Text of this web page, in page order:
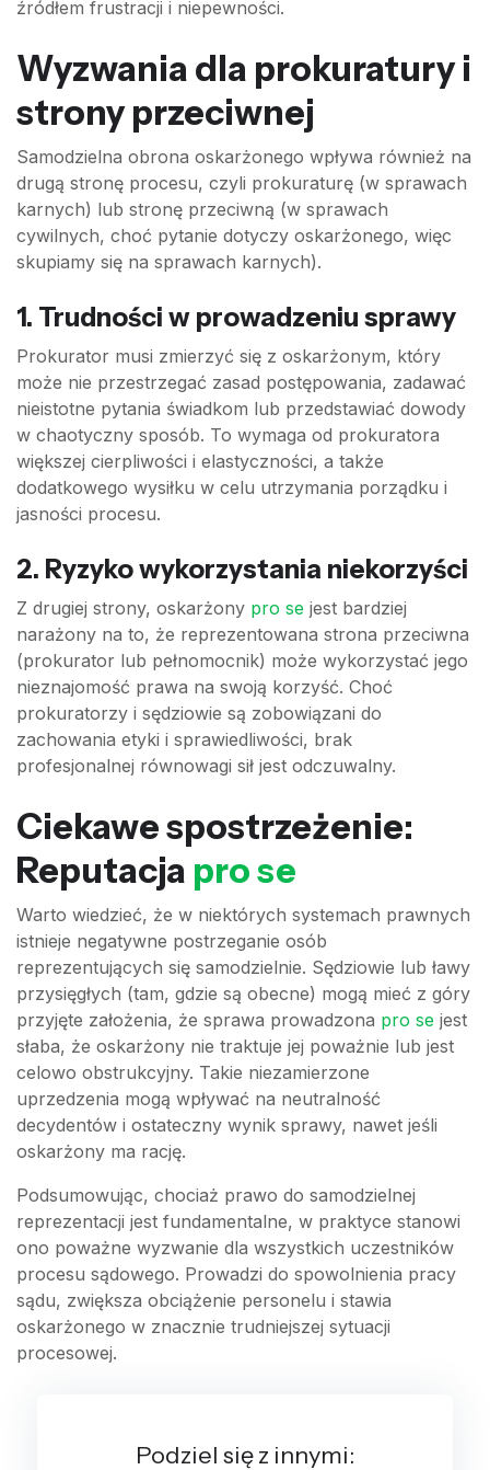
źródłem frustracji i niepewności.
Wyzwania dla prokuratury i
strony przeciwnej
Samodzielna obrona oskarżonego wpływa również na
drugą stronę procesu, czyli prokuraturę (w sprawach
karnych) lub stronę przeciwną (w sprawach
cywilnych, choć pytanie dotyczy oskarżonego, więc
skupiamy się na sprawach karnych).
1. Trudności w prowadzeniu sprawy
Prokurator musi zmierzyć się z oskarżonym, który
może nie przestrzegać zasad postępowania, zadawać
nieistotne pytania świadkom lub przedstawiać dowody
w chaotyczny sposób. To wymaga od prokuratora
większej cierpliwości i elastyczności, a także
dodatkowego wysiłku w celu utrzymania porządku i
jasności procesu.
2. Ryzyko wykorzystania niekorzyści
Z drugiej strony, oskarżony pro se jest bardziej
narażony na to, że reprezentowana strona przeciwna
(prokurator lub pełnomocnik) może wykorzystać jego
nieznajomość prawa na swoją korzyść. Choć
prokuratorzy i sędziowie są zobowiązani do
zachowania etyki i sprawiedliwości, brak
profesjonalnej równowagi sił jest odczuwalny.
Ciekawe spostrzeżenie:
Reputacja pro se
Warto wiedzieć, że w niektórych systemach prawnych
istnieje negatywne postrzeganie osób
reprezentujących się samodzielnie. Sędziowie lub ławy
przysięgłych (tam, gdzie są obecne) mogą mieć z góry
przyjęte założenia, że sprawa prowadzona pro se jest
słaba, że oskarżony nie traktuje jej poważnie lub jest
celowo obstrukcyjny. Takie niezamierzone
uprzedzenia mogą wpływać na neutralność
decydentów i ostateczny wynik sprawy, nawet jeśli
oskarżony ma rację.
Podsumowując, chociaż prawo do samodzielnej
reprezentacji jest fundamentalne, w praktyce stanowi
ono poważne wyzwanie dla wszystkich uczestników
procesu sądowego. Prowadzi do spowolnienia pracy
sądu, zwiększa obciążenie personelu i stawia
oskarżonego w znacznie trudniejszej sytuacji
procesowej.
Podziel się z innymi: